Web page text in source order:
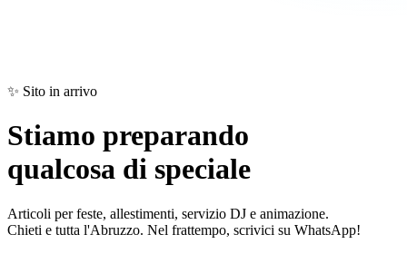
✨ Sito in arrivo
Stiamo preparando
qualcosa di speciale
Articoli per feste, allestimenti, servizio DJ e animazione.
Chieti e tutta l'Abruzzo. Nel frattempo, scrivici su WhatsApp!